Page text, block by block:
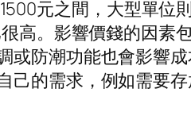
元之間，大型單位
高。影響價錢的因素
或防潮功能也會影響
的需求，例如需要存